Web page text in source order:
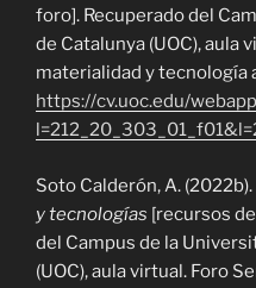
foro]. Recuperado del
de Catalunya (UOC), aula
materialidad y tecnología
https://cv.uoc.edu/
Soto Calderón, A. (2022b).
y tecnologías [recursos
del Campus de la
(UOC), aula virtual. Foro